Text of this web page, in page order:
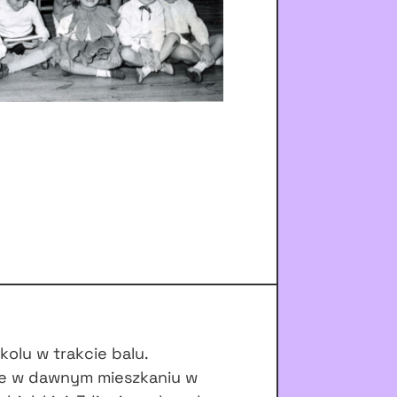
w trakcie balu.
w dawnym mieszkaniu w